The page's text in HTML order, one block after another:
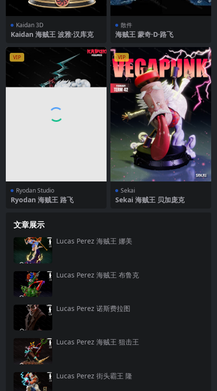
Kaidan 3D
Kaidan 海贼王 波雅·汉库克
散件
海贼王 蒙奇·D·路飞
VIP
Ryodan Studio
Ryodan 海贼王 路飞
VIP
Sekai
Sekai 海贼王 贝加庞克
文章展示
Lucas Perez 海贼王 娜美
Lucas Perez 海贼王 布鲁克
Lucas Perez 诺斯费拉图
Lucas Perez 海贼王 狙击王
Lucas Perez 街头霸王 隆